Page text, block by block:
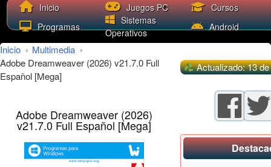
Inicio Juegos PC
Cursos
Programas
Sistemas
Operativos
Android
Inicio › Multimedia ›
Adobe Dreamweaver (2026) v21.7.0 Full
Español [Mega]
Adobe Dreamweaver (2026)
v21.7.0 Full Español [Mega]
Actualizado: 13